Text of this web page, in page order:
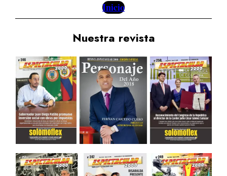
Inicio
Nuestra revista